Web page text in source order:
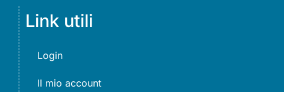
Link utili
Login
Il mio account